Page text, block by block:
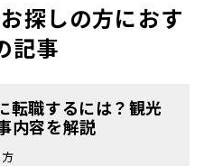
探しの方におす
記事
転職するには？観光
内容を解説